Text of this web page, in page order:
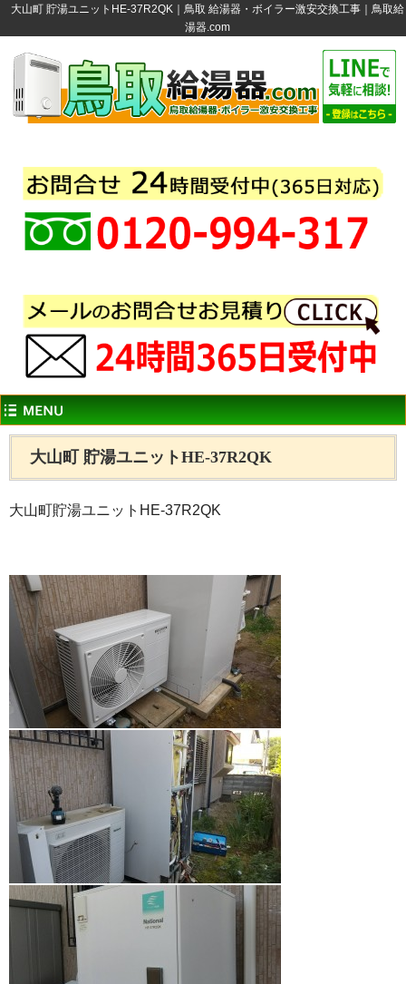
大山町 貯湯ユニットHE-37R2QK｜鳥取 給湯器・ボイラー激安交換工事｜鳥取給
湯器.com
大山町 貯湯ユニットHE-37R2QK
大山町貯湯ユニットHE-37R2QK